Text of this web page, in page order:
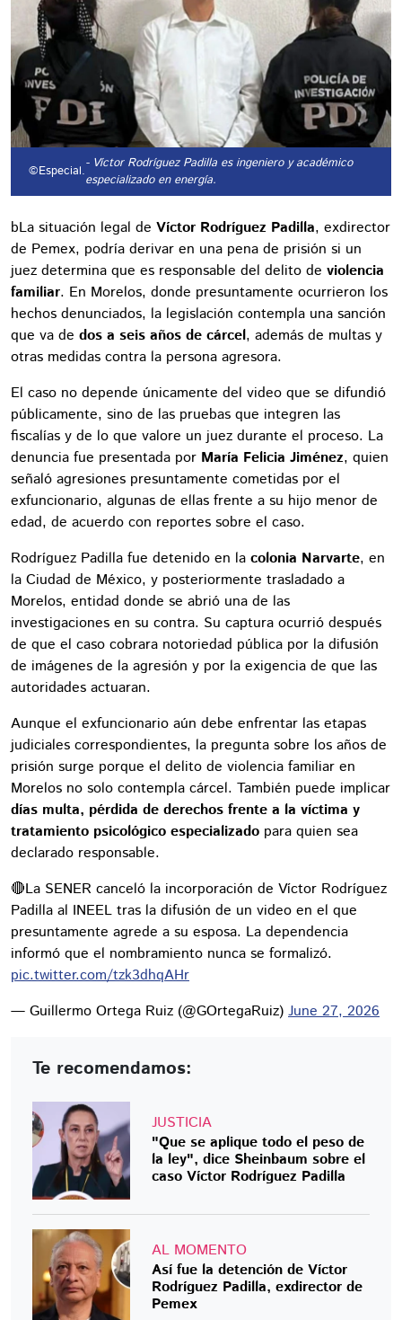
©Especial.- Víctor Rodríguez Padilla es ingeniero y académico
especializado en energía.
bLa situación legal de Víctor Rodríguez Padilla, exdirector
de Pemex, podría derivar en una pena de prisión si un
juez determina que es responsable del delito de violencia
familiar. En Morelos, donde presuntamente ocurrieron los
hechos denunciados, la legislación contempla una sanción
que va de dos a seis años de cárcel, además de multas y
otras medidas contra la persona agresora.
El caso no depende únicamente del video que se difundió
públicamente, sino de las pruebas que integren las
fiscalías y de lo que valore un juez durante el proceso. La
denuncia fue presentada por María Felicia Jiménez, quien
señaló agresiones presuntamente cometidas por el
exfuncionario, algunas de ellas frente a su hijo menor de
edad, de acuerdo con reportes sobre el caso.
Rodríguez Padilla fue detenido en la colonia Narvarte, en
la Ciudad de México, y posteriormente trasladado a
Morelos, entidad donde se abrió una de las
investigaciones en su contra. Su captura ocurrió después
de que el caso cobrara notoriedad pública por la difusión
de imágenes de la agresión y por la exigencia de que las
autoridades actuaran.
Aunque el exfuncionario aún debe enfrentar las etapas
judiciales correspondientes, la pregunta sobre los años de
prisión surge porque el delito de violencia familiar en
Morelos no solo contempla cárcel. También puede implicar
días multa, pérdida de derechos frente a la víctima y
tratamiento psicológico especializado para quien sea
declarado responsable.
🔴La SENER canceló la incorporación de Víctor Rodríguez
Padilla al INEEL tras la difusión de un video en el que
presuntamente agrede a su esposa. La dependencia
informó que el nombramiento nunca se formalizó.
pic.twitter.com/tzk3dhqAHr
— Guillermo Ortega Ruiz (@GOrtegaRuiz) June 27, 2026
Te recomendamos:
JUSTICIA
"Que se aplique todo el peso de
la ley", dice Sheinbaum sobre el
caso Víctor Rodríguez Padilla
AL MOMENTO
Así fue la detención de Víctor
Rodríguez Padilla, exdirector de
Pemex